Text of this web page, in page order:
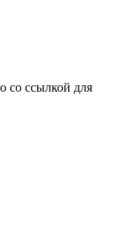
со ссылкой для